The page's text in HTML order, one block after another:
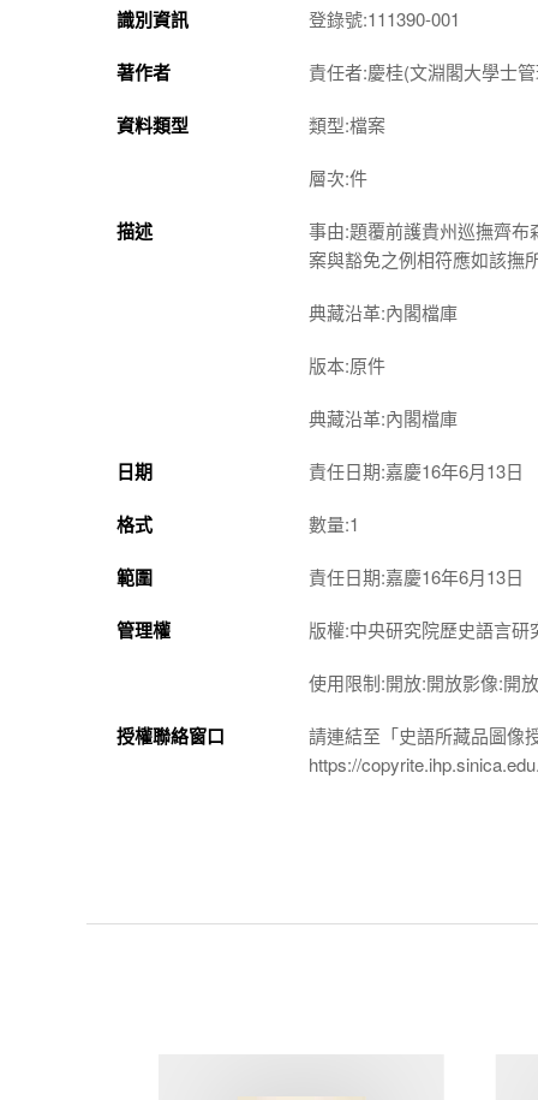
識別資訊 登錄號:111390-001
著作者 責任者:慶桂(文淵閣大學士
資料類型 類型:檔案
層次:件
描述
事由:題覆前護貴州巡撫齊
案與豁免之例相符應如該撫
典藏沿革:內閣檔庫
版本:原件
典藏沿革:內閣檔庫
日期 責任日期:嘉慶16年6月13日
格式 數量:1
範圍 責任日期:嘉慶16年6月13日
管理權 版權:中央研究院歷史語言研
使用限制:開放:開放影像:開
授權聯絡窗口
請連結至「史語所藏品圖像
https://